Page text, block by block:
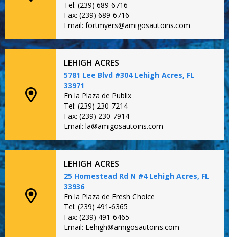
Tel: (239) 689-6716
Fax: (239) 689-6716
Email: fortmyers@amigosautoins.com
LEHIGH ACRES
5781 Lee Blvd #304 Lehigh Acres, FL
33971
En la Plaza de Publix
Tel: (239) 230-7214
Fax: (239) 230-7914
Email: la@amigosautoins.com
LEHIGH ACRES
25 Homestead Rd N #4 Lehigh Acres, FL
33936
En la Plaza de Fresh Choice
Tel: (239) 491-6365
Fax: (239) 491-6465
Email: Lehigh@amigosautoins.com